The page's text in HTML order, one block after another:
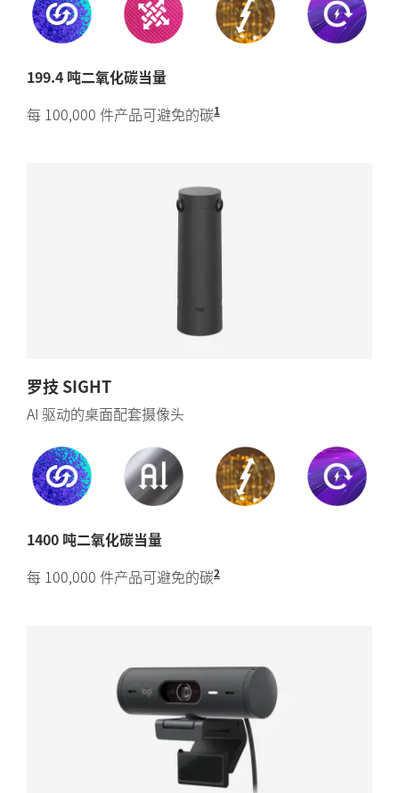
199.4 吨二氧化碳当量
每 100,000 件产品可避免的碳1
罗技 SIGHT
AI 驱动的桌面配套摄像头
1400 吨二氧化碳当量
每 100,000 件产品可避免的碳2